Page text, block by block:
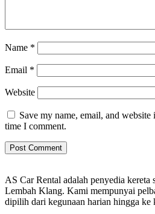
Name *
Email *
Website
Save my name, email, and
time I comment.
AS Car Rental adalah penyedia kereta
Lembah Klang. Kami mempunyai
dipilih dari kegunaan harian hingga ke